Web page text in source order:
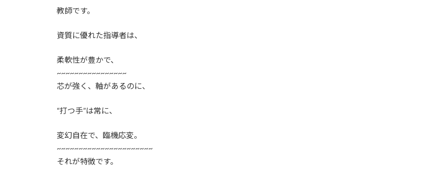
教師です。
資質に優れた指導者は、
柔軟性が豊かで、
~~~~~~~~~~~~~~~~
芯が強く、軸があるのに、
“打つ手”は常に、
変幻自在で、臨機応変。
~~~~~~~~~~~~~~~~~~~~~~
それが特徴です。